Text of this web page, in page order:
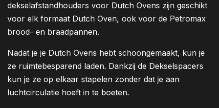
dekselafstandhouders voor Dutch Ovens zijn geschikt
voor elk formaat Dutch Oven, ook voor de Petromax
brood- en braadpannen.
Nadat je je Dutch Ovens hebt schoongemaakt, kun je
ze ruimtebesparend laden. Dankzij de Dekselspacers
kun je ze op elkaar stapelen zonder dat je aan
luchtcirculatie hoeft in te boeten.